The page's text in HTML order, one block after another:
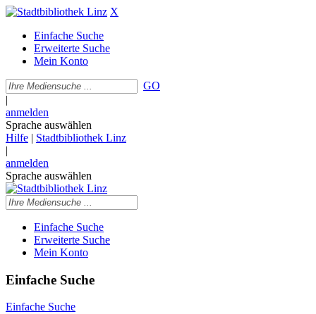
X
Einfache Suche
Erweiterte Suche
Mein Konto
GO
|
anmelden
Sprache auswählen
Hilfe | Stadtbibliothek Linz
|
anmelden
Sprache auswählen
Einfache Suche
Erweiterte Suche
Mein Konto
Einfache Suche
Einfache Suche